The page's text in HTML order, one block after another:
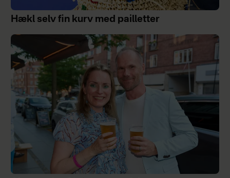
Hækl selv fin kurv med pailletter